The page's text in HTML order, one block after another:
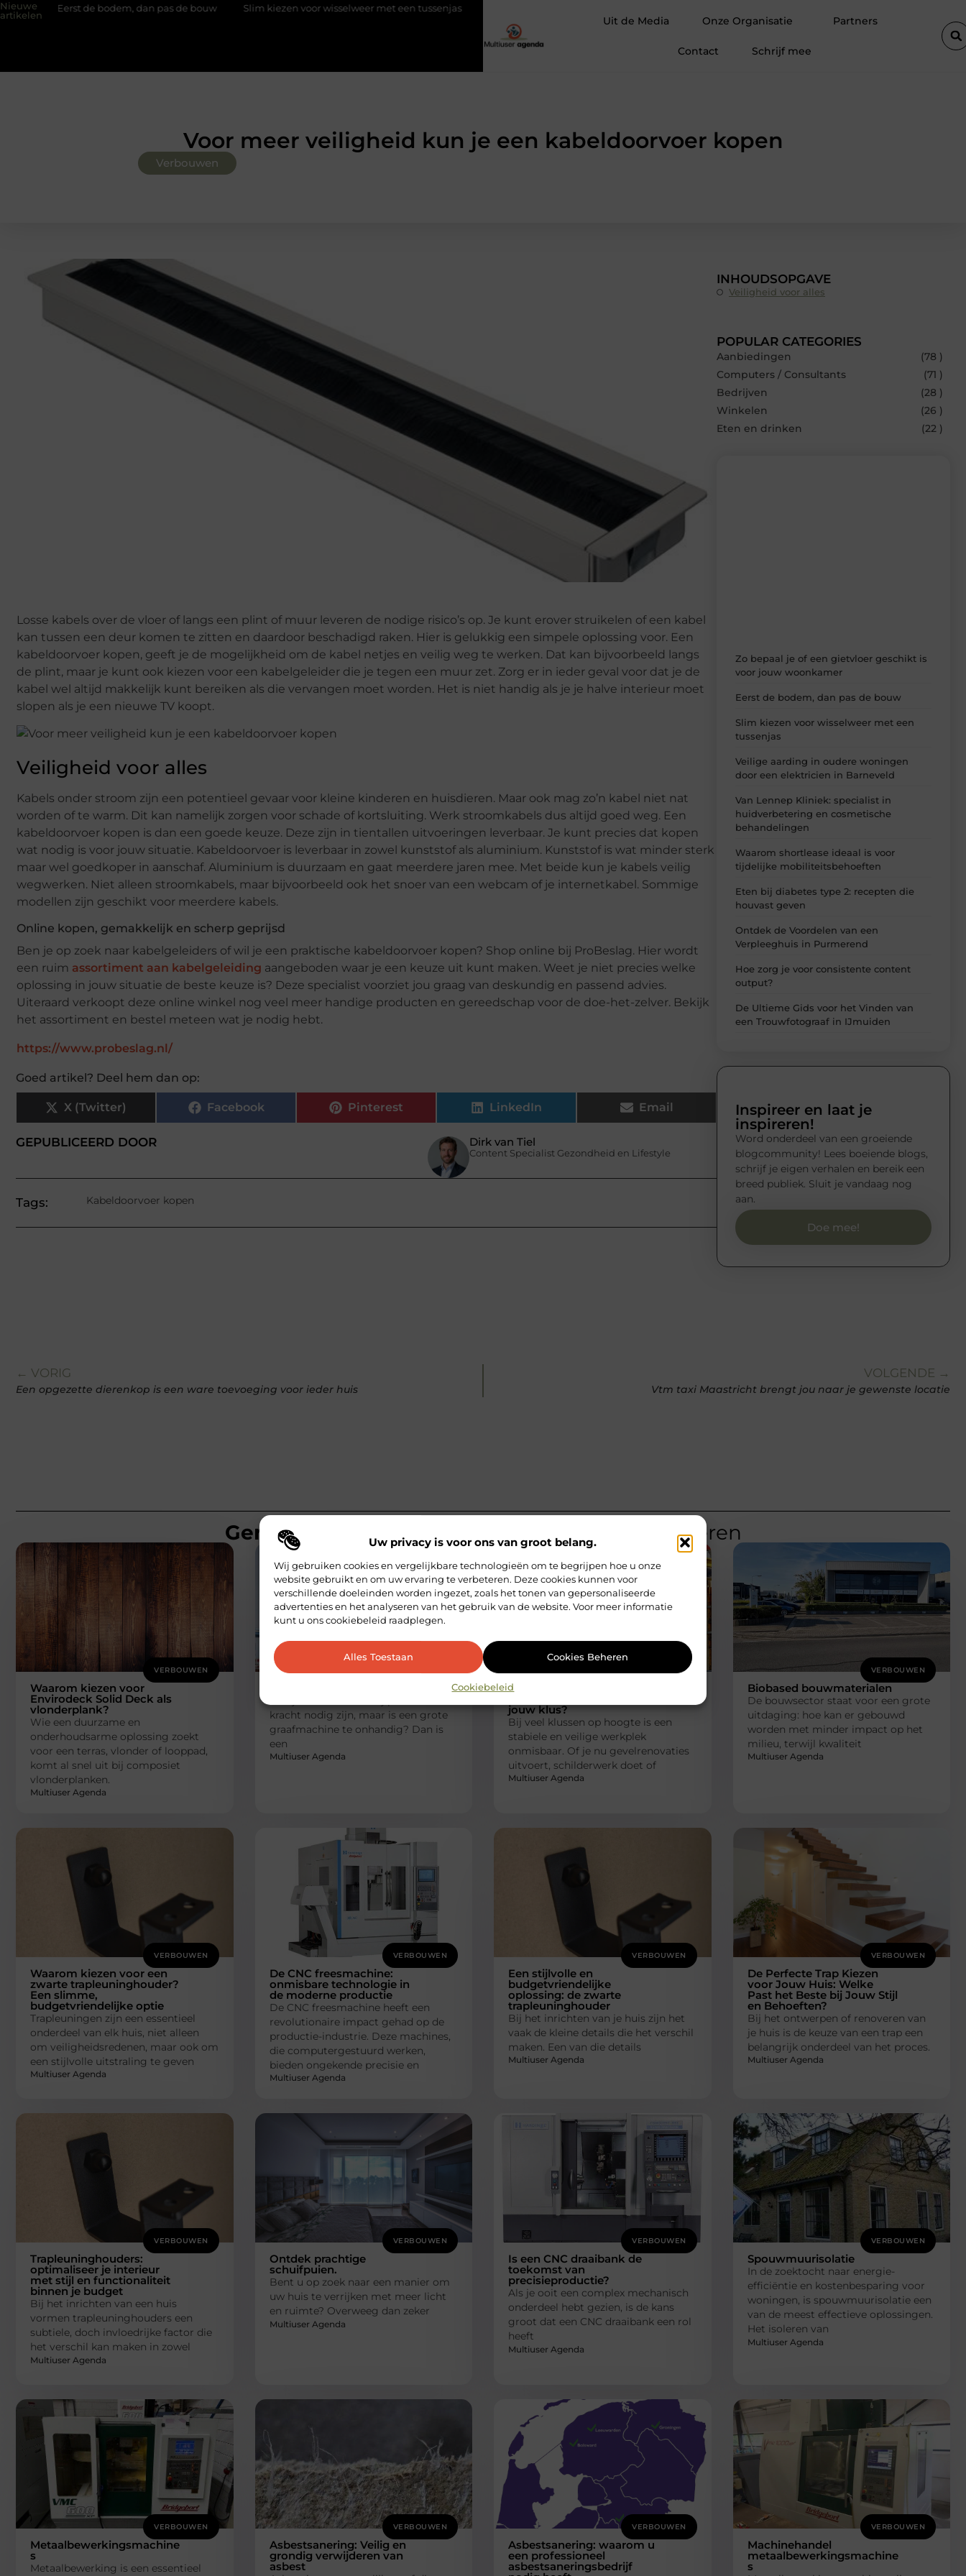
Uw privacy is voor ons van groot belang.
Wij gebruiken cookies en vergelijkbare technologieën om te begrijpen hoe u onze
website gebruikt en om uw ervaring te verbeteren. Deze cookies kunnen voor
verschillende doeleinden worden ingezet, zoals het tonen van gepersonaliseerde
advertenties en het analyseren van het gebruik van de website. Voor meer informatie
kunt u ons cookiebeleid raadplegen.
Alles Toestaan Cookies Beheren
Cookiebeleid
Nieuwe
artikelen
bodem, dan pas de bouw Slim kiezen voor wisselweer met een tussenjas Veilige aarding in oudere woningen door een elektricien in Barneveld
Uit de Media Onze Organisatie Partners
Contact Schrijf mee
Voor meer veiligheid kun je een kabeldoorvoer kopen
Verbouwen
Losse kabels over de vloer of langs een plint of muur leveren de nodige risico’s op. Je kunt erover struikelen of een kabel
kan tussen een deur komen te zitten en daardoor beschadigd raken. Hier is gelukkig een simpele oplossing voor. Een
kabeldoorvoer kopen, geeft je de mogelijkheid om de kabel netjes en veilig weg te werken. Dat kan bijvoorbeeld langs
de plint, maar je kunt ook kiezen voor een kabelgeleider die je tegen een muur zet. Zorg er in ieder geval voor dat je de
kabel wel altijd makkelijk kunt bereiken als die vervangen moet worden. Het is niet handig als je je halve interieur moet
slopen als je een nieuwe TV koopt.
Veiligheid voor alles
Kabels onder stroom zijn een potentieel gevaar voor kleine kinderen en huisdieren. Maar ook mag zo’n kabel niet nat
worden of te warm. Dit kan namelijk zorgen voor schade of kortsluiting. Werk stroomkabels dus altijd goed weg. Een
kabeldoorvoer kopen is dan een goede keuze. Deze zijn in tientallen uitvoeringen leverbaar. Je kunt precies dat kopen
wat nodig is voor jouw situatie. Kabeldoorvoer is leverbaar in zowel kunststof als aluminium. Kunststof is wat minder sterk
maar wel goedkoper in aanschaf. Aluminium is duurzaam en gaat meerdere jaren mee. Met beide kun je kabels veilig
wegwerken. Niet alleen stroomkabels, maar bijvoorbeeld ook het snoer van een webcam of je internetkabel. Sommige
modellen zijn geschikt voor meerdere kabels.
Online kopen, gemakkelijk en scherp geprijsd
Ben je op zoek naar kabelgeleiders of wil je een praktische kabeldoorvoer kopen? Shop online bij ProBeslag. Hier wordt
een ruim assortiment aan kabelgeleiding aangeboden waar je een keuze uit kunt maken. Weet je niet precies welke
oplossing in jouw situatie de beste keuze is? Deze specialist voorziet jou graag van deskundig en passend advies.
Uiteraard verkoopt deze online winkel nog veel meer handige producten en gereedschap voor de doe-het-zelver. Bekijk
het assortiment en bestel meteen wat je nodig hebt.
https://www.probeslag.nl/
Goed artikel? Deel hem dan op:
X (Twitter) Facebook Pinterest LinkedIn Email
GEPUBLICEERD DOOR Dirk van Tiel
Content Specialist Gezondheid en Lifestyle
Tags: Kabeldoorvoer kopen
INHOUDSOPGAVE
Veiligheid voor alles
POPULAR CATEGORIES
Aanbiedingen
(78 )
Computers / Consultants
(71 )
Bedrijven
(28 )
Winkelen
(26 )
Eten en drinken
(22 )
Zo bepaal je of een gietvloer geschikt is
voor jouw woonkamer
Eerst de bodem, dan pas de bouw
Slim kiezen voor wisselweer met een
tussenjas
Veilige aarding in oudere woningen
door een elektricien in Barneveld
Van Lennep Kliniek: specialist in
huidverbetering en cosmetische
behandelingen
Waarom shortlease ideaal is voor
tijdelijke mobiliteitsbehoeften
Eten bij diabetes type 2: recepten die
houvast geven
Ontdek de Voordelen van een
Verpleeghuis in Purmerend
Hoe zorg je voor consistente content
output?
De Ultieme Gids voor het Vinden van
een Trouwfotograaf in IJmuiden
Inspireer en laat je
inspireren!
Word onderdeel van een groeiende
blogcommunity! Lees boeiende blogs,
schrijf je eigen verhalen en bereik een
breed publiek. Sluit je vandaag nog
aan.
Doe mee!
← VORIG
Een opgezette dierenkop is een ware toevoeging voor ieder huis
VOLGENDE →
Vtm taxi Maastricht brengt jou naar je gewenste locatie
Gerelateerde artikelen die u mogelijk interesseren
VERBOUWEN
Waarom kiezen voor
Envirodeck Solid Deck als
vlonderplank?
Wie een duurzame en
onderhoudsarme oplossing zoekt
voor een terras, vlonder of looppad,
komt al snel uit bij composiet
vlonderplanken.
Multiuser Agenda
kracht nodig zijn, maar is een grote
graafmachine te onhandig? Dan is
een
Multiuser Agenda
VERBOUWEN
Waarom een steiger huren
jouw klus?
Bij veel klussen op hoogte is een
stabiele en veilige werkplek
onmisbaar. Of je nu gevelrenovaties
uitvoert, schilderwerk doet of
Multiuser Agenda
VERBOUWEN
Biobased bouwmaterialen
De bouwsector staat voor een grote
uitdaging: hoe kan er gebouwd
worden met minder impact op het
milieu, terwijl kwaliteit
Multiuser Agenda
VERBOUWEN
Waarom kiezen voor een
zwarte trapleuninghouder?
Een slimme,
budgetvriendelijke optie
Trapleuningen zijn een essentieel
onderdeel van elk huis, niet alleen
om veiligheidsredenen, maar ook om
een stijlvolle uitstraling te geven
Multiuser Agenda
VERBOUWEN
De CNC freesmachine:
onmisbare technologie in
de moderne productie
De CNC freesmachine heeft een
revolutionaire impact gehad op de
productie-industrie. Deze machines,
die computergestuurd werken,
bieden ongekende precisie en
Multiuser Agenda
VERBOUWEN
Een stijlvolle en
budgetvriendelijke
oplossing: de zwarte
trapleuninghouder
Bij het inrichten van je huis zijn het
vaak de kleine details die het verschil
maken. Een van die details
Multiuser Agenda
VERBOUWEN
De Perfecte Trap Kiezen
voor Jouw Huis: Welke
Past het Beste bij Jouw Stijl
en Behoeften?
Bij het ontwerpen of renoveren van
je huis is de keuze van een trap een
belangrijk onderdeel van het proces.
Multiuser Agenda
VERBOUWEN
Trapleuninghouders:
optimaliseer je interieur
met stijl en functionaliteit
binnen je budget
Bij het inrichten van een huis
vormen trapleuninghouders een
subtiele, doch invloedrijke factor die
het verschil kan maken in zowel
Multiuser Agenda
VERBOUWEN
Ontdek prachtige
schuifpuien.
Bent u op zoek naar een manier om
uw huis te verrijken met meer licht
en ruimte? Overweeg dan zeker
Multiuser Agenda
VERBOUWEN
Is een CNC draaibank de
toekomst van
precisieproductie?
Als je ooit een complex mechanisch
onderdeel hebt gezien, is de kans
groot dat een CNC draaibank een rol
heeft
Multiuser Agenda
VERBOUWEN
Spouwmuurisolatie
In de zoektocht naar energie-
efficiëntie en kostenbesparing voor
woningen, is spouwmuurisolatie een
van de meest effectieve oplossingen.
Het isoleren van
Multiuser Agenda
VERBOUWEN
Metaalbewerkingsmachine
s
Metaalbewerking is een essentieel
VERBOUWEN
Asbestsanering: Veilig en
grondig verwijderen van
asbest
VERBOUWEN
Asbestsanering: waarom u
een professioneel
asbestsaneringsbedrijf
VERBOUWEN
Machinehandel
metaalbewerkingsmachine
s